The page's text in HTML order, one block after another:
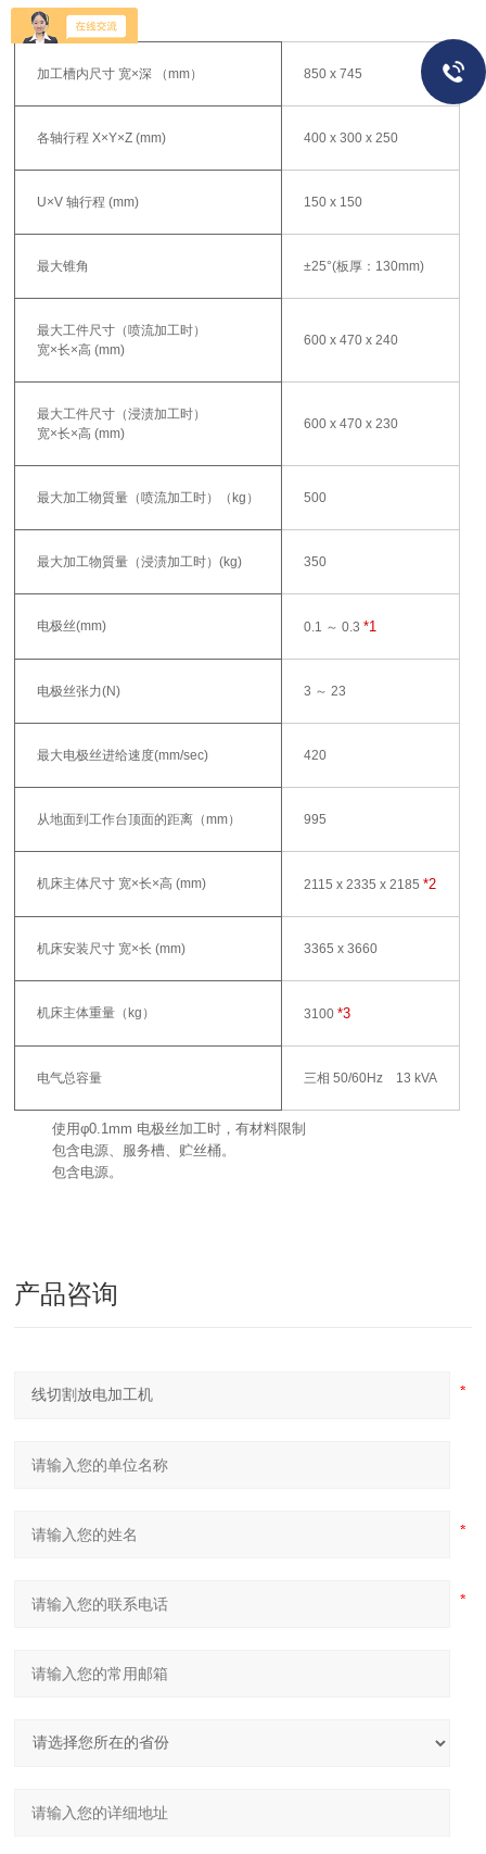
加工槽内尺寸 宽×深 （mm） 850 x 745
各轴行程 X×Y×Z (mm) 400 x 300 x 250
U×V 轴行程 (mm) 150 x 150
最大锥角 ±25°(板厚：130mm)
最大工件尺寸（喷流加工时）
宽×长×高 (mm)
600 x 470 x 240
最大工件尺寸（浸渍加工时）
宽×长×高 (mm)
600 x 470 x 230
最大加工物質量（喷流加工时）（kg） 500
最大加工物質量（浸渍加工时）(kg) 350
电极丝(mm) 0.1 ～ 0.3*1
电极丝张力(N) 3 ～ 23
最大电极丝进给速度(mm/sec) 420
从地面到工作台顶面的距离（mm） 995
机床主体尺寸 宽×长×高 (mm) 2115 x 2335 x 2185*2
机床安装尺寸 宽×长 (mm) 3365 x 3660
机床主体重量（kg） 3100*3
电气总容量 三相 50/60Hz 13 kVA
使用φ0.1mm 电极丝加工时，有材料限制
包含电源、服务槽、贮丝桶。
包含电源。
产品咨询